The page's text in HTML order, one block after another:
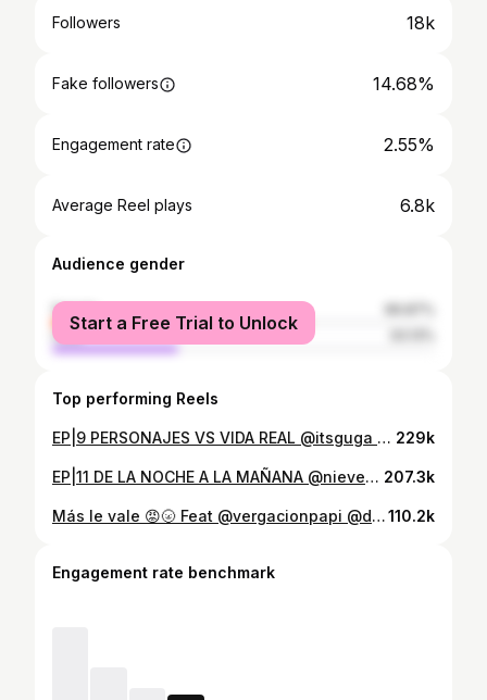
Followers 18k
Fake followers 14.68%
Engagement rate 2.55%
Average Reel plays 6.8k
Audience gender
female
male
Start a Free Trial to Unlock
Top performing Reels
EP|9 PERSONAJES VS VIDA REAL @itsguga 💥ESTRENO DOMINGO 7:00PM 🔔SUSCRÍBETE A MI CANAL Y ACTIVA LAS NOTIFICACIONES 📣 LINK EN MI BIOGRAFÍA ESPACIO CORTESÍA DE @mantequillasport @labarberiadeleste @sctransporte_ @masamadre_vzla @bm.producer #lara #bqto #barquisimeto #entrevistas #podcast #viral 229k
EP|11 DE LA NOCHE A LA MAÑANA @nievessoteldo 💥YA DISPONIBLE 🔔SUSCRÍBETE A MI CANAL Y ACTIVA LAS NOTIFICACIONES 📣 LINK EN MI BIOGRAFÍA ESPACIO CORTESÍA DE @mantequillasport @labarberiadeleste @sctransporte_ @masamadre_vzla @bm.producer #lara #bqto #barquisimeto #entrevistas #podcast #viral 207.3k
Más le vale 😡🌝 Feat @vergacionpapi @donjesusserrano @belmargarcia #humor #barquisimeto #venezuela #comedia #amigos #video110.2k
Engagement rate benchmark